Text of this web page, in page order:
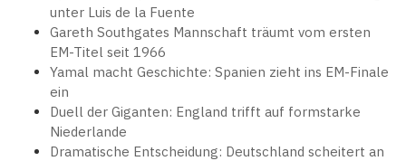
unter Luis de la Fuente
Gareth Southgates Mannschaft träumt vom ersten
EM-Titel seit 1966
Yamal macht Geschichte: Spanien zieht ins EM-Finale
ein
Duell der Giganten: England trifft auf formstarke
Niederlande
Dramatische Entscheidung: Deutschland scheitert an